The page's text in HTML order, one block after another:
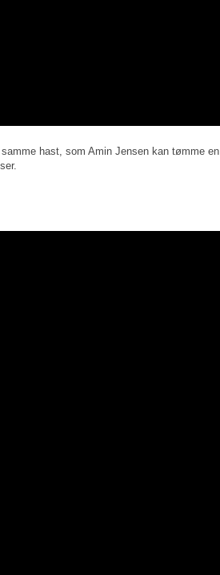
hast, som Amin Jensen kan tømme en